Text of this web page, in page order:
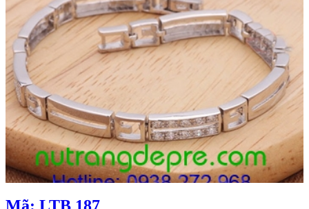
Mã: LTB 187